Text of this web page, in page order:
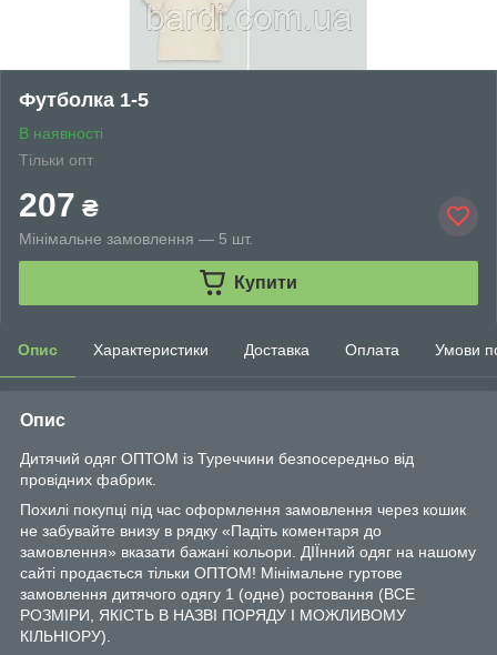
Футболка 1-5
В наявності
Тільки опт
207 ₴
Мінімальне замовлення — 5 шт.
Купити
Опис Характеристики Доставка Оплата Умови
Опис
Дитячий одяг ОПТОМ із Туреччини безпосередньо від
провідних фабрик.
Похилі покупці під час оформлення замовлення через кошик
не забувайте внизу в рядку «Падіть коментаря до
замовлення» вказати бажані кольори. ДІЇнний одяг на нашому
сайті продається тільки ОПТОМ! Мінімальне гуртове
замовлення дитячого одягу 1 (одне) ростовання (ВСЕ
РОЗМІРИ, ЯКІСТЬ В НАЗВІ ПОРЯДУ І МОЖЛИВОМУ
КІЛЬНІОРУ).